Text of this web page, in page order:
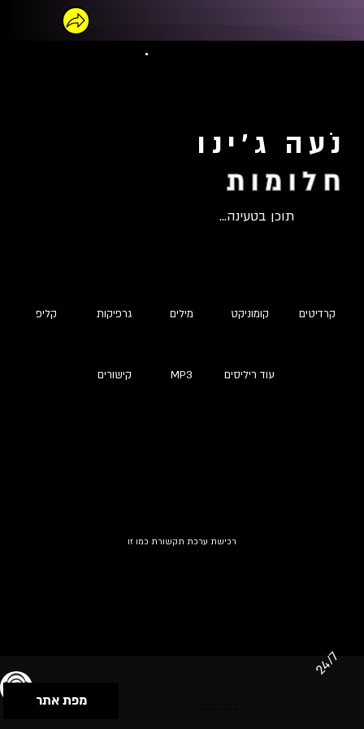
נֹעה ג'ינו
חלומות
תוכן בטעינה...
קליפ גרפיקות מילים קומוניקט קרדיטים
קישורים MP3 עוד ריליסים
רכישת ערכת תקשורת כמו זו
מפת אתר
24/7